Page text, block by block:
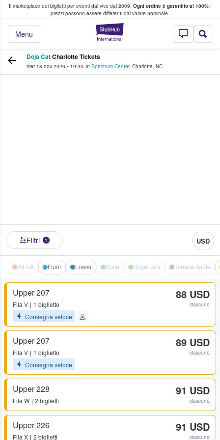
Il marketplace dei biglietti per eventi dal vivo dal 2009. Ogni ordine è garantito al 100%I
prezzi possono essere differenti dal valore nominale.
StubHub - Dove
Menu
fan comprano e vendono biglietti
Doja CatCharlotte Tickets
mer 18 nov 2026 • 19:30 at Spectrum Center, Charlotte, NC
Filtri 1 USD
Pit GA Floor Lower Suite Royal Box Terrace Table
Upper 207
Fila V
1 biglietto
Consegna veloce
88 USD
ciascuno
Upper 207
Fila V
1 biglietto
Consegna veloce
89 USD
ciascuno
Upper 228
Fila W 2 biglietti
91 USD
ciascuno
Upper 226
Fila X 2 biglietti
91 USD
ciascuno